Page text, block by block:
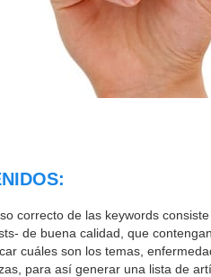
correcto de las keywords
de buena calidad, que
cuáles son los temas,
para así generar una lista de